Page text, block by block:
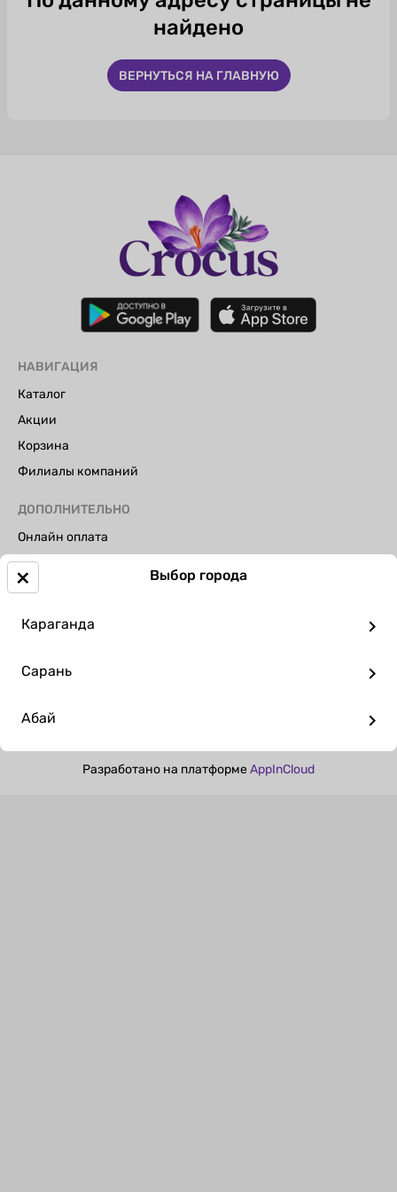
Выбор города
×
Караганда
Сарань
Абай
найдено
ВЕРНУТЬСЯ НА ГЛАВНУЮ
НАВИГАЦИЯ
Каталог
Акции
Корзина
Филиалы компаний
ДОПОЛНИТЕЛЬНО
Онлайн оплата
Доставка на этаж.
ПУБЛИЧНЫЙ ДОГОВОР-ОФЕРТА
Разработано на платформеAppInCloud